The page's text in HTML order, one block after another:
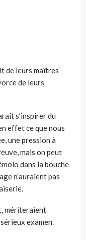
de leurs maîtres
de leurs
s’inspirer du
effet ce que nous
une pression à
mais on peut
dans la bouche
n’auraient pas
mériteraient
examen.